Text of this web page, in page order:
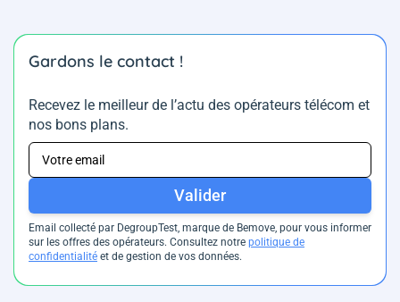
Gardons le contact !
Recevez le meilleur de l’actu des opérateurs télécom et
nos bons plans.
Valider
Email collecté par DegroupTest, marque de Bemove, pour vous informer
sur les offres des opérateurs. Consultez notre politique de
confidentialité et de gestion de vos données.